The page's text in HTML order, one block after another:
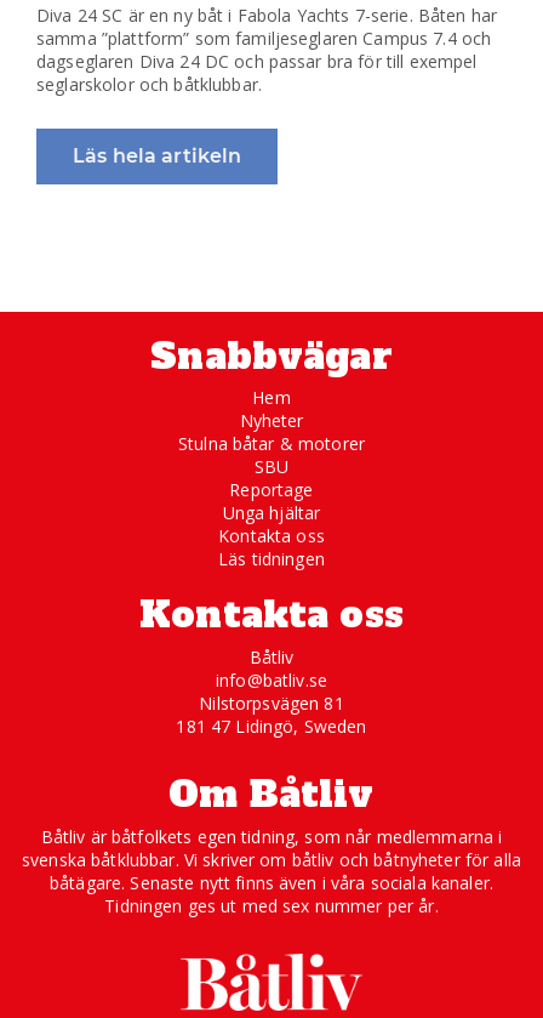
Diva 24 SC är en ny båt i Fabola Yachts 7-serie. Båten har
samma ”plattform” som familjeseglaren Campus 7.4 och
dagseglaren Diva 24 DC och passar bra för till exempel
seglarskolor och båtklubbar.
Läs hela artikeln
Snabbvägar
Hem
Nyheter
Stulna båtar & motorer
SBU
Reportage
Unga hjältar
Kontakta oss
Läs tidningen
Kontakta oss
Båtliv
info@batliv.se
Nilstorpsvägen 81
181 47 Lidingö, Sweden
Om Båtliv
Båtliv är båtfolkets egen tidning, som når medlemmarna i
svenska båtklubbar. Vi skriver om båtliv och båtnyheter för alla
båtägare. Senaste nytt finns även i våra sociala kanaler.
Tidningen ges ut med sex nummer per år.